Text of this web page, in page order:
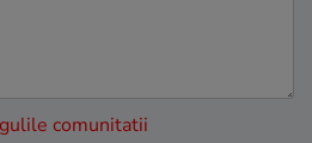
comunitatii